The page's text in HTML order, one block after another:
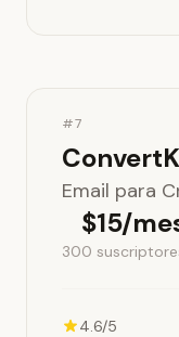
#7
Email para
$15/
300
4.6/5